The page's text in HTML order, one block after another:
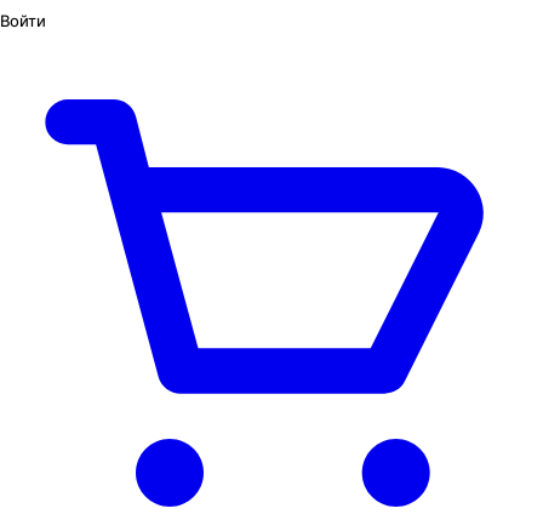
Войти